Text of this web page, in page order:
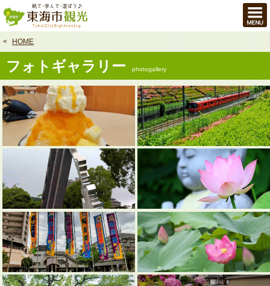
本
文
HOME
フォトギャラリー photogallery